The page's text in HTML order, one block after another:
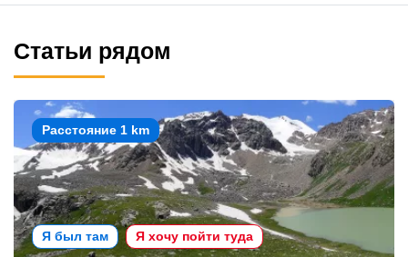
Статьи рядом
Расстояние 1 km
Я был там Я хочу пойти туда